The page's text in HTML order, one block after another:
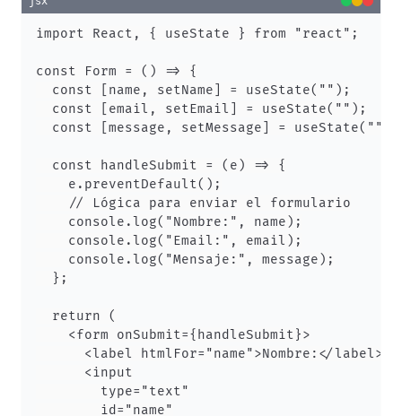
import React, { useState } from "react";
const Form = () => {
  const [name, setName] = useState("");
  const [email, setEmail] = useState("");
  const [message, setMessage] = useState("");
  const handleSubmit = (e) => {
    e.preventDefault();
    // Lógica para enviar el formulario
    console.log("Nombre:", name);
    console.log("Email:", email);
    console.log("Mensaje:", message);
  };
  return (
    <form onSubmit={handleSubmit}>
      <label htmlFor="name">Nombre:</label>
      <input
        type="text"
        id="name"